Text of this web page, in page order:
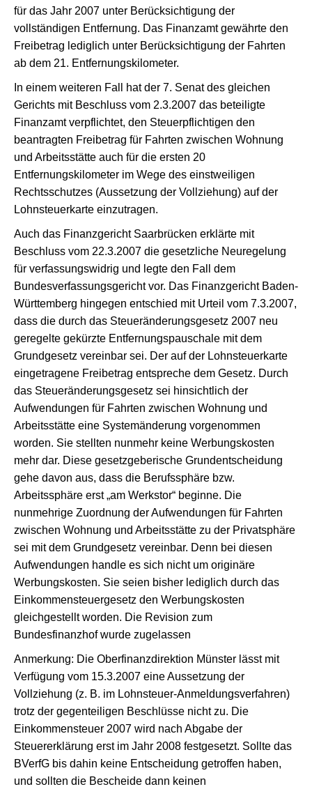
für das Jahr 2007 unter Berücksichtigung der
vollständigen Entfernung. Das Finanzamt gewährte den
Freibetrag lediglich unter Berücksichtigung der Fahrten
ab dem 21. Entfernungskilometer.
In einem weiteren Fall hat der 7. Senat des gleichen
Gerichts mit Beschluss vom 2.3.2007 das beteiligte
Finanzamt verpflichtet, den Steuerpflichtigen den
beantragten Freibetrag für Fahrten zwischen Wohnung
und Arbeitsstätte auch für die ersten 20
Entfernungskilometer im Wege des einstweiligen
Rechtsschutzes (Aussetzung der Vollziehung) auf der
Lohnsteuerkarte einzutragen.
Auch das Finanzgericht Saarbrücken erklärte mit
Beschluss vom 22.3.2007 die gesetzliche Neuregelung
für verfassungswidrig und legte den Fall dem
Bundesverfassungsgericht vor. Das Finanzgericht Baden-
Württemberg hingegen entschied mit Urteil vom 7.3.2007,
dass die durch das Steueränderungsgesetz 2007 neu
geregelte gekürzte Entfernungspauschale mit dem
Grundgesetz vereinbar sei. Der auf der Lohnsteuerkarte
eingetragene Freibetrag entspreche dem Gesetz. Durch
das Steueränderungsgesetz sei hinsichtlich der
Aufwendungen für Fahrten zwischen Wohnung und
Arbeitsstätte eine Systemänderung vorgenommen
worden. Sie stellten nunmehr keine Werbungskosten
mehr dar. Diese gesetzgeberische Grundentscheidung
gehe davon aus, dass die Berufssphäre bzw.
Arbeitssphäre erst „am Werkstor“ beginne. Die
nunmehrige Zuordnung der Aufwendungen für Fahrten
zwischen Wohnung und Arbeitsstätte zu der Privatsphäre
sei mit dem Grundgesetz vereinbar. Denn bei diesen
Aufwendungen handle es sich nicht um originäre
Werbungskosten. Sie seien bisher lediglich durch das
Einkommensteuergesetz den Werbungskosten
gleichgestellt worden. Die Revision zum
Bundesfinanzhof wurde zugelassen
Anmerkung: Die Oberfinanzdirektion Münster lässt mit
Verfügung vom 15.3.2007 eine Aussetzung der
Vollziehung (z. B. im Lohnsteuer-Anmeldungsverfahren)
trotz der gegenteiligen Beschlüsse nicht zu. Die
Einkommensteuer 2007 wird nach Abgabe der
Steuererklärung erst im Jahr 2008 festgesetzt. Sollte das
BVerfG bis dahin keine Entscheidung getroffen haben,
und sollten die Bescheide dann keinen